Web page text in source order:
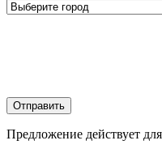
Отправить
Предложение действует